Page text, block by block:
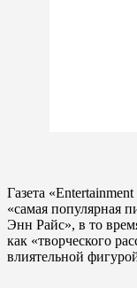
Газета
«самая популярная
Энн Райс», в то
как «творческого
влиятельной